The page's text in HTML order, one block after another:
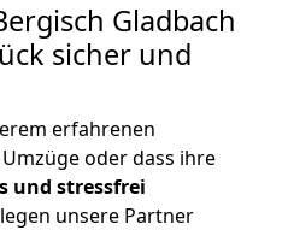
Gladbach
sicher und
erfahrenen
oder dass ihre
und stressfrei
unsere Partner